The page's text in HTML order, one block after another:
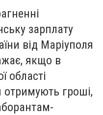
зарплату
від Маріуполя
якщо в
області
отримують гроші,